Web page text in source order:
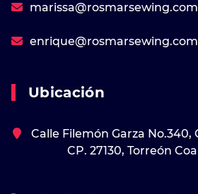
Ubicación
Calle Filemón Garza No.340,
CP. 27130, Torreón